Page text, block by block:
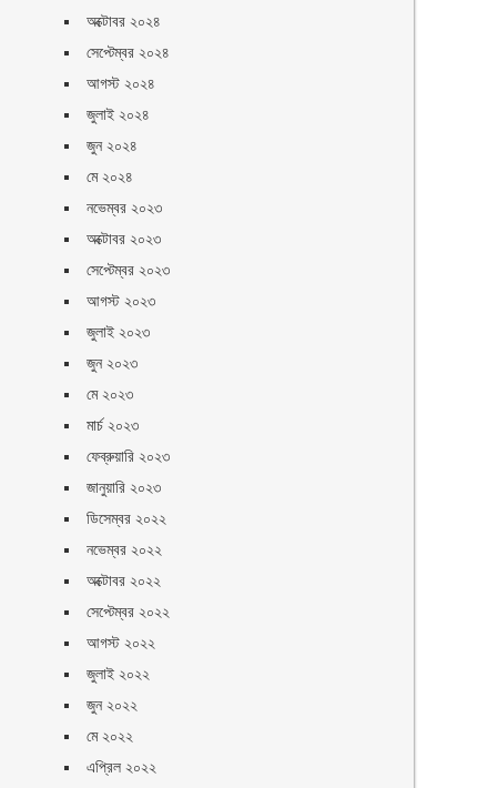
অক্টোবর ২০২৪
সেপ্টেম্বর ২০২৪
আগস্ট ২০২৪
জুলাই ২০২৪
জুন ২০২৪
মে ২০২৪
নভেম্বর ২০২৩
অক্টোবর ২০২৩
সেপ্টেম্বর ২০২৩
আগস্ট ২০২৩
জুলাই ২০২৩
জুন ২০২৩
মে ২০২৩
মার্চ ২০২৩
ফেব্রুয়ারি ২০২৩
জানুয়ারি ২০২৩
ডিসেম্বর ২০২২
নভেম্বর ২০২২
অক্টোবর ২০২২
সেপ্টেম্বর ২০২২
আগস্ট ২০২২
জুলাই ২০২২
জুন ২০২২
মে ২০২২
এপ্রিল ২০২২